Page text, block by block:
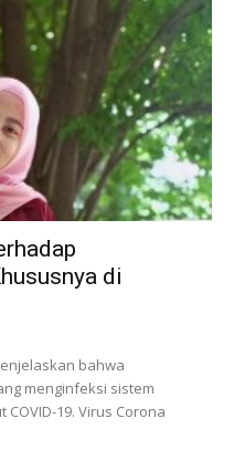
di
bahwa
menginfeksi sistem
19. Virus Corona